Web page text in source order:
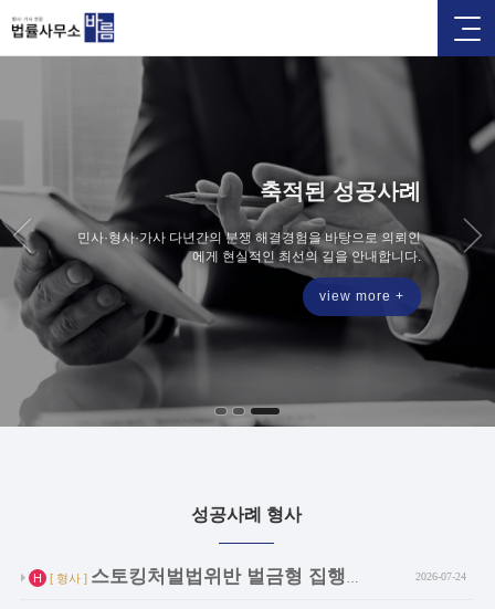
축적된 성공사례
민사·형사·가사 다년간의 분쟁 해결경험을 바탕으로 의뢰인
에게 현실적인 최선의 길을 안내합니다.
view more +
성공사례 형사
H
[ 형사 ] 스토킹처벌법위반 벌금형 집행유예 선고 성공사… 2026-07-24
인기글